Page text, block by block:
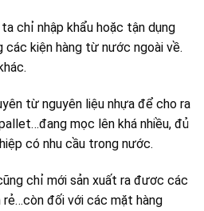
chỉ nhập khẩu hoặc tận dụng
kiện hàng từ nước ngoài về.
từ nguyên liệu nhựa để cho ra
mọc lên khá nhiều, đủ
có nhu cầu trong nước.
chỉ mới sản xuất ra đươc các
rẻ…còn đối với các mặt hàng